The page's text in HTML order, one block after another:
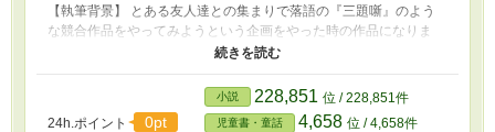
【執筆背景】 とある友人達との集まりで落語の『三題噺』のよう
な競合作品をやってみようという企画をやった時の作品になりま
す。 お題は『すごろく』『秘密基地』『金貨』、２０００文字以
24h.ポイント 0pt
小説 228,851 位 / 228,851件
児童書・童話 4,658 位 / 4,658件